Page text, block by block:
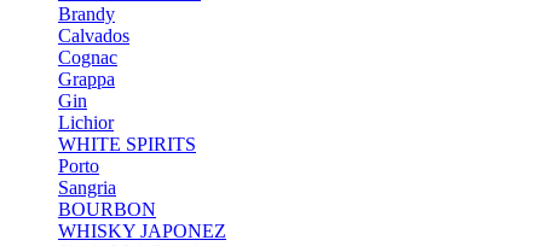
Brandy
Calvados
Cognac
Grappa
Gin
Lichior
WHITE SPIRITS
Porto
Sangria
BOURBON
WHISKY JAPONEZ